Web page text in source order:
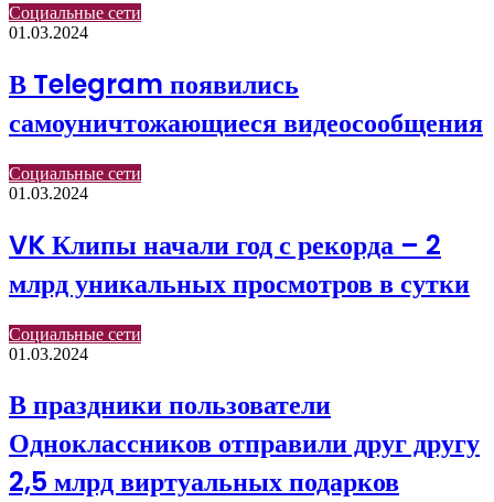
Социальные сети
01.03.2024
В Telegram появились
самоуничтожающиеся видеосообщения
Социальные сети
01.03.2024
VK Клипы начали год с рекорда – 2
млрд уникальных просмотров в сутки
Социальные сети
01.03.2024
В праздники пользователи
Одноклассников отправили друг другу
2,5 млрд виртуальных подарков